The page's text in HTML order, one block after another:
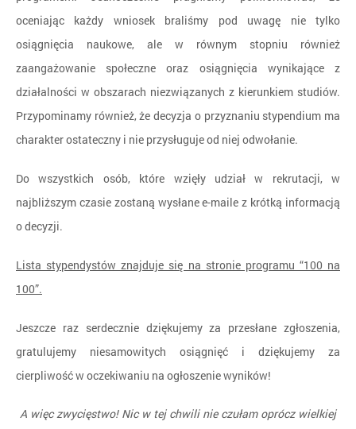
oceniając każdy wniosek braliśmy pod uwagę nie tylko
osiągnięcia naukowe, ale w równym stopniu również
zaangażowanie społeczne oraz osiągnięcia wynikające z
działalności w obszarach niezwiązanych z kierunkiem studiów.
Przypominamy również, że decyzja o przyznaniu stypendium ma
charakter ostateczny i nie przysługuje od niej odwołanie.
Do wszystkich osób, które wzięły udział w rekrutacji, w
najbliższym czasie zostaną wysłane e-maile z krótką informacją
o decyzji.
Lista stypendystów znajduje się na stronie programu “100 na
100”.
Jeszcze raz serdecznie dziękujemy za przesłane zgłoszenia,
gratulujemy niesamowitych osiągnięć i dziękujemy za
cierpliwość w oczekiwaniu na ogłoszenie wyników!
A więc zwycięstwo! Nic w tej chwili nie czułam oprócz wielkiej